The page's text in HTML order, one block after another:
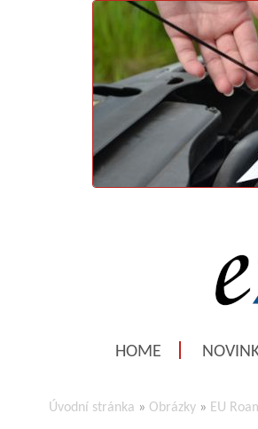
HOME
Úvodní stránka » Obrázky » EU